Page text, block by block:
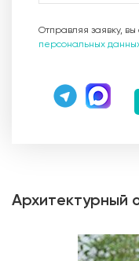
Отправляя заявку,
персональных
Архитектурный